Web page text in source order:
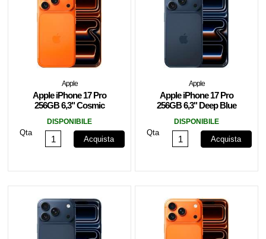
Apple
Apple iPhone 17 Pro
256GB 6,3" Cosmic
DISPONIBILE
Qta
Acquista
Apple
Apple iPhone 17 Pro
256GB 6,3" Deep Blue
DISPONIBILE
Qta
Acquista